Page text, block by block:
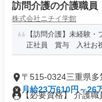
訪問介護の介護職
株式会社ニチイ学館
【訪問介護】未経験
正社員 賞与 入社お
〒515-0324三重県
月給23万610円～26
【必要資格】 介護